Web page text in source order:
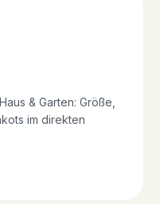
& Garten: Größe,
im direkten